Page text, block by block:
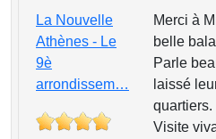
La Nouvelle
Athènes - Le
9è
arrondissem…
Merci à
belle
Parle
laissé
quartiers.
Visite